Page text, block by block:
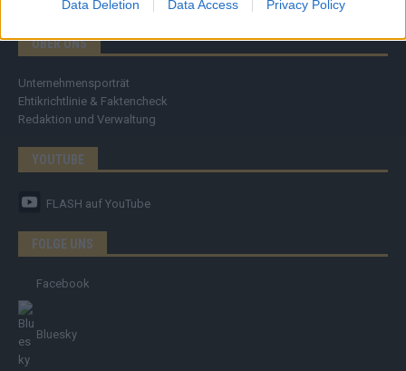
Data Deletion Data Access Privacy Policy
ÜBER UNS
Unternehmensporträt
Ehtikrichtlinie & Faktencheck
Redaktion und Verwaltung
YOUTUBE
FLASH auf YouTube
FOLGE UNS
Facebook
Bluesky